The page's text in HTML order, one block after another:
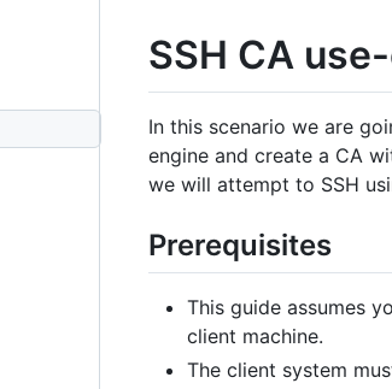
SSH CA
In this scenario we are
engine and create a CA
we will attempt to SSH
Prerequisites
This guide assumes
client machine.
The client system